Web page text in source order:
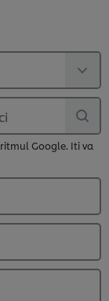
Google. Iti va